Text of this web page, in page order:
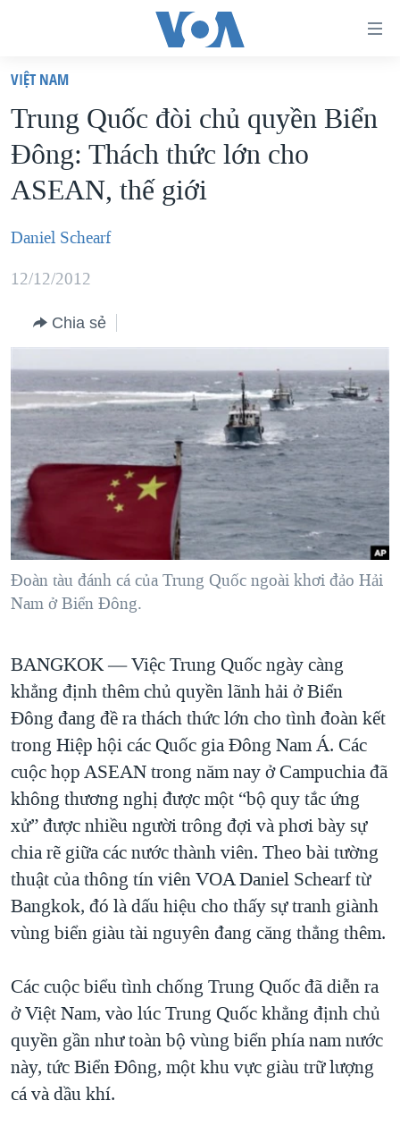
truy
cập
Tới
nội
chính
điều
hướng
chính
Đi
tới
"Tìm"
VIỆT NAM
HOA KỲ
BIỂN ĐÔNG
THẾ GIỚI
DIỄN ĐÀN
MỤC
VẠCH TRẦN TIN GIẢ
NGƯỜI VIỆT HẢI NGOẠI
ĐỜI SỐNG
SỨC KHOẺ
VĂN HOÁ
THỂ THAO
CHUYÊN ĐỀ
CHIẾN TRANH THƯƠNG MẠI CỦA MỸ: QUÁ KHỨ VÀ HIỆN
TẠI
HÀNH TRÌNH BẦU CỬ 2024
MỘT NĂM CHIẾN TRANH TẠI DẢI GAZA
GIẢI MÃ VÀNH ĐAI & CON ĐƯỜNG
NGÀY TỊ NẠN THẾ GIỚI
GROUND ZERO – XƯA VÀ NAY
CÁC GIÁ TRỊ CỘNG HÒA Ở VIỆT NAM
THƯỢNG ĐỈNH TRUMP-KIM TẠI VIỆT NAM
TRỊNH VĨNH BÌNH VS. CHÍNH PHỦ VIỆT NAM
NGƯ DÂN VIỆT VÀ LÀN SÓNG TRỘM HẢI SÂM
BÊN KIA QUỐC LỘ: TIẾNG VỌNG TỪ NÔNG THÔN MỸ
QUAN HỆ VIỆT MỸ
HỌC TIẾNG ANH
VIDEO
NGHE
MẠNG XÃ HỘI
Ngôn ngữ khác
VIỆT NAM
Trung Quốc đòi chủ quyền Biển
Ðông: Thách thức lớn cho
ASEAN, thế giới
Daniel Schearf
12/12/2012
Chia sẻ
Ðoàn tàu đánh cá của Trung Quốc ngoài khơi đảo Hải
Nam ở Biển Ðông.
BANGKOK —Việc Trung Quốc ngày càng
khẳng định thêm chủ quyền lãnh hải ở Biển
Ðông đang đề ra thách thức lớn cho tình đoàn kết
trong Hiệp hội các Quốc gia Ðông Nam Á. Các
cuộc họp ASEAN trong năm nay ở Campuchia đã
không thương nghị được một “bộ quy tắc ứng
xử” được nhiều người trông đợi và phơi bày sự
chia rẽ giữa các nước thành viên. Theo bài tường
thuật của thông tín viên VOA Daniel Schearf từ
Bangkok, đó là dấu hiệu cho thấy sự tranh giành
vùng biển giàu tài nguyên đang căng thẳng thêm.
Các cuộc biểu tình chống Trung Quốc đã diễn ra
ở Việt Nam, vào lúc Trung Quốc khẳng định chủ
quyền gần như toàn bộ vùng biển phía nam nước
này, tức Biển Ðông, một khu vực giàu trữ lượng
cá và dầu khí.